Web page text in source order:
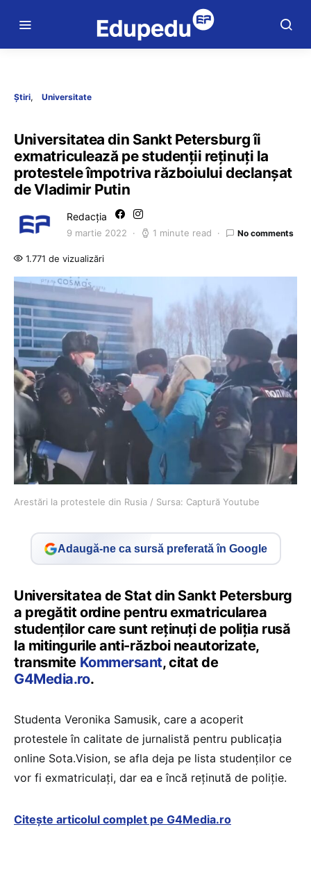
Știri Universitate
Universitatea din Sankt Petersburg îi
exmatriculează pe studenții reținuți la
protestele împotriva războiului declanșat
de Vladimir Putin
Redacția
9 martie 2022 1 minute read No comments
1.771 de vizualizări
Arestări la protestele din Rusia / Sursa: Captură Youtube
Adaugă-ne ca sursă preferată în Google
Universitatea de Stat din Sankt Petersburg
a pregătit ordine pentru exmatricularea
studenților care sunt reținuți de poliția rusă
la mitingurile anti-război neautorizate,
transmite Kommersant, citat de
G4Media.ro.
Studenta Veronika Samusik, care a acoperit
protestele în calitate de jurnalistă pentru publicația
online Sota.Vision, se afla deja pe lista studenților ce
vor fi exmatriculați, dar ea e încă reținută de poliție.
Citește articolul complet pe G4Media.ro